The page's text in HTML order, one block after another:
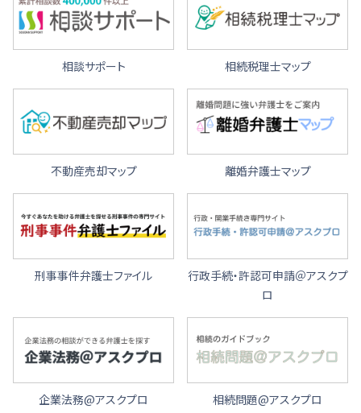
相談サポート 相続税理士マップ
不動産売却マップ 離婚弁護士マップ
刑事事件弁護士ファイル
行政手続・許認可申請＠アスクプ
ロ
企業法務@アスクプロ 相続問題@アスクプロ